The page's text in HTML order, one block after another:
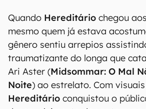
Quando Hereditário chegou
mesmo quem já estava
gênero sentiu arrepios
traumatizante do longa que
Ari Aster (Midsommar: O Mal
Noite) ao estrelato. Com
Hereditário conquistou o